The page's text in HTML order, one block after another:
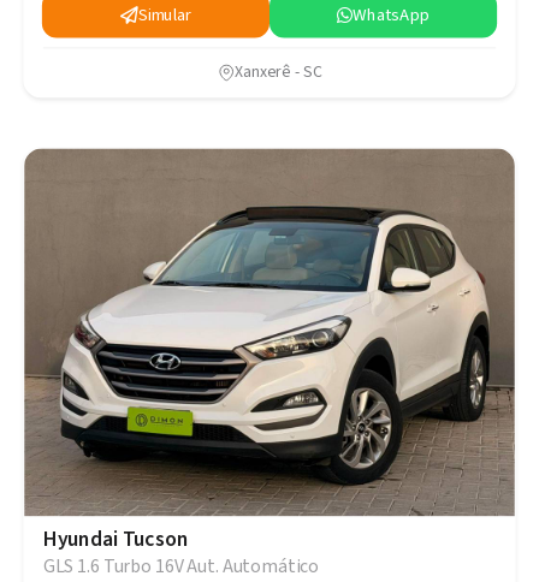
Simular WhatsApp
Xanxerê - SC
Hyundai Tucson
GLS 1.6 Turbo 16V Aut. Automático